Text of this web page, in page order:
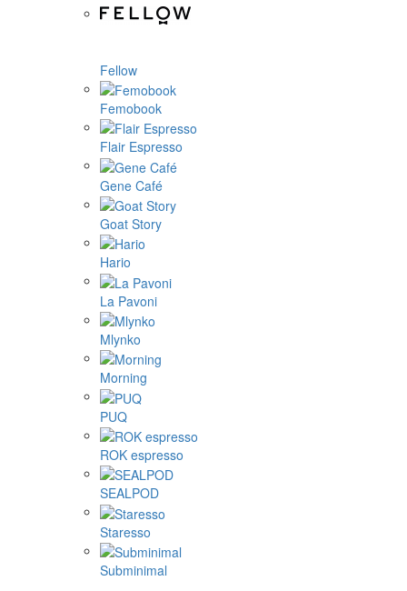
Fellow
Femobook
Flair Espresso
Gene Café
Goat Story
Hario
La Pavoni
Mlynko
Morning
PUQ
ROK espresso
SEALPOD
Staresso
Subminimal